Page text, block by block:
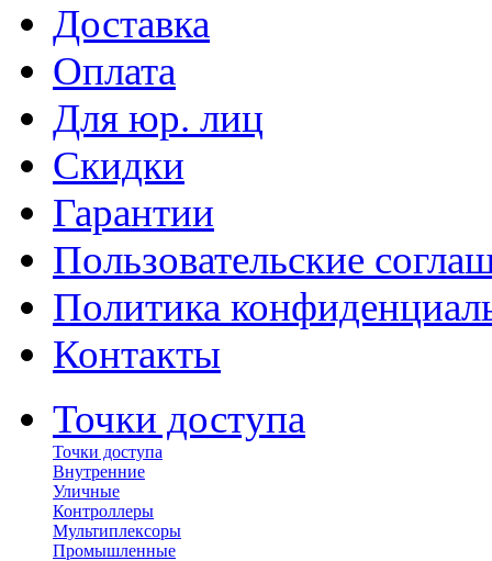
Доставка
Оплата
Для юр. лиц
Скидки
Гарантии
Пользовательские
Политика
Контакты
Точки доступа
Точки доступа
Внутренние
Уличные
Контроллеры
Мультиплексоры
Промышленные